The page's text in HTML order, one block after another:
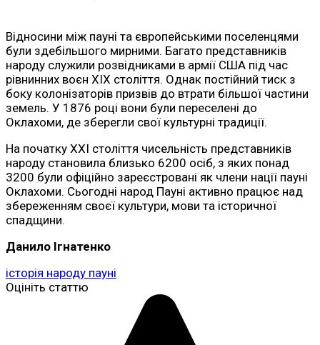
Відносини між пауні та європейськими поселенцями
були здебільшого мирними. Багато представників
народу служили розвідниками в армії США під час
рівнинних воєн XIX століття. Однак постійний тиск з
боку колонізаторів призвів до втрати більшої частини
земель. У 1876 році вони були переселені до
Оклахоми, де зберегли свої культурні традиції.
На початку XXI століття чисельність представників
народу становила близько 6200 осіб, з яких понад
3200 були офіційно зареєстровані як члени нації пауні
Оклахоми. Сьогодні народ Пауні активно працює над
збереженням своєї культури, мови та історичної
спадщини.
Данило Ігнатенко
історія народу пауні
Оцініть статтю